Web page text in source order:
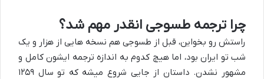
چرا ترجمه طسوجی انقدر مهم شد؟
راستش رو بخواین، قبل از طسوجی هم نسخه هایی از هزار و یک
شب تو ایران بود، اما هیچ کدوم به اندازه ترجمه ایشون کامل و
مشهور نشدن. داستان از جایی شروع میشه که تو سال ۱۲۵۹